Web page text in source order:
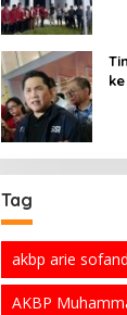
Tag
akbp arie
AKBP